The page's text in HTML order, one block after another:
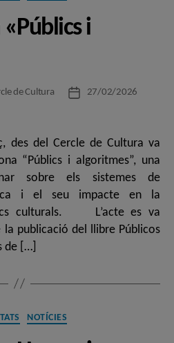
i
de Cultura
Data27/02/2026
des del Cercle de Cultura va
“Públics i algoritmes”, una
sobre els sistemes de
i el seu impacte en la
culturals. L’acte es va
publicació del llibre Públicos
de […]
Categories
NOTÍCIES